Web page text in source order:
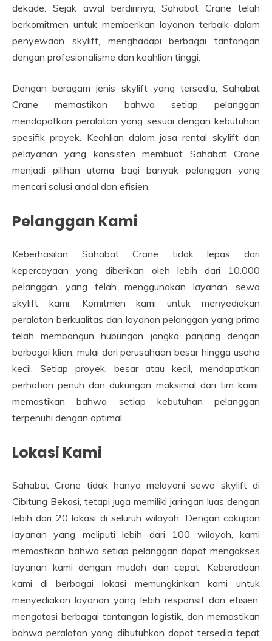
dekade. Sejak awal berdirinya, Sahabat Crane telah
berkomitmen untuk memberikan layanan terbaik dalam
penyewaan skylift, menghadapi berbagai tantangan
dengan profesionalisme dan keahlian tinggi.
Dengan beragam jenis skylift yang tersedia, Sahabat
Crane memastikan bahwa setiap pelanggan
mendapatkan peralatan yang sesuai dengan kebutuhan
spesifik proyek. Keahlian dalam jasa rental skylift dan
pelayanan yang konsisten membuat Sahabat Crane
menjadi pilihan utama bagi banyak pelanggan yang
mencari solusi andal dan efisien.
Pelanggan Kami
Keberhasilan Sahabat Crane tidak lepas dari
kepercayaan yang diberikan oleh lebih dari 10.000
pelanggan yang telah menggunakan layanan sewa
skylift kami. Komitmen kami untuk menyediakan
peralatan berkualitas dan layanan pelanggan yang prima
telah membangun hubungan jangka panjang dengan
berbagai klien, mulai dari perusahaan besar hingga usaha
kecil. Setiap proyek, besar atau kecil, mendapatkan
perhatian penuh dan dukungan maksimal dari tim kami,
memastikan bahwa setiap kebutuhan pelanggan
terpenuhi dengan optimal.
Lokasi Kami
Sahabat Crane tidak hanya melayani sewa skylift di
Cibitung Bekasi, tetapi juga memiliki jaringan luas dengan
lebih dari 20 lokasi di seluruh wilayah. Dengan cakupan
layanan yang meliputi lebih dari 100 wilayah, kami
memastikan bahwa setiap pelanggan dapat mengakses
layanan kami dengan mudah dan cepat. Keberadaan
kami di berbagai lokasi memungkinkan kami untuk
menyediakan layanan yang lebih responsif dan efisien,
mengatasi berbagai tantangan logistik, dan memastikan
bahwa peralatan yang dibutuhkan dapat tersedia tepat